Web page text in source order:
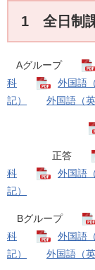
1 全日制
Aグループ
科
外国語
記）
外国語（
正答
科
外国語
記）
Bグループ
科
外国語
記）
外国語（